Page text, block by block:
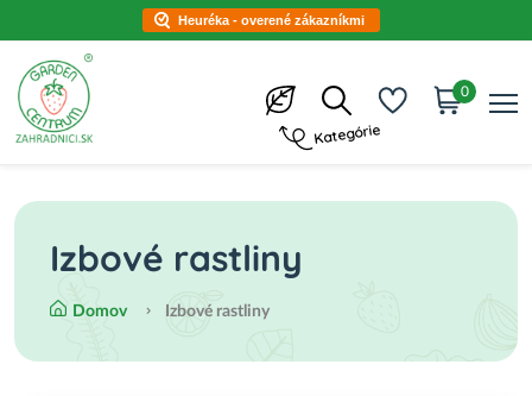
Heuréka - overené zákazníkmi
Kategórie
0
Izbové rastliny
Domov Izbové rastliny